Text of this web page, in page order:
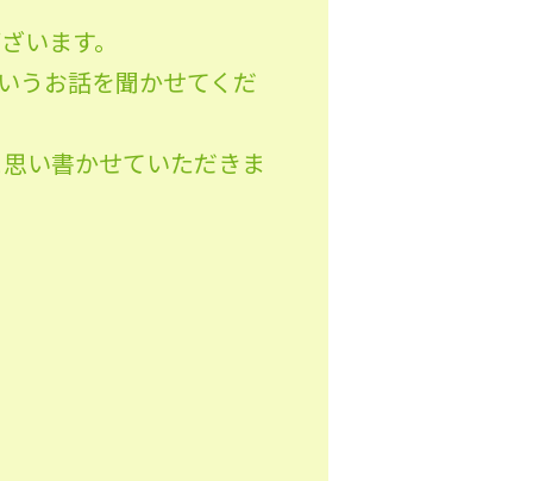
います。
うお話を聞かせてくだ
い書かせていただきま